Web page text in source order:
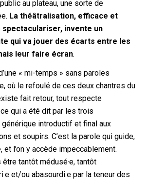
au plateau, une sorte de
La théâtralisation, efficace et
spectaculariser, invente un
qui va jouer des écarts entre les
leur faire écran.
« mi-temps » sans paroles
où le refoulé de ces deux chantres du
fait retour, tout respecte
qui a été dit par les trois
introductif et final aux
et soupirs. C’est la parole qui guide,
et l’on y accède impeccablement.
tantôt médusé·e, tantôt
et/ou abasourdi.e par la teneur des